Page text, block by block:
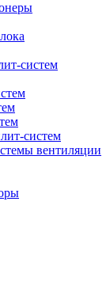
систем
систем
вентиляции